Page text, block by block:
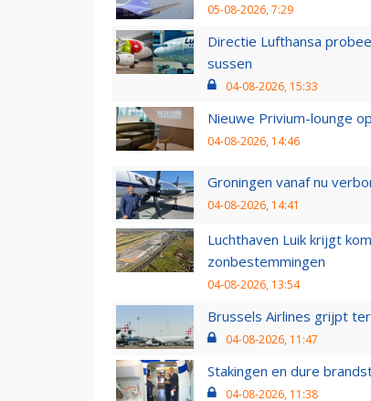
05-08-2026, 7:29
Directie Lufthansa
sussen
04-08-2026, 15:33
Nieuwe Privium-lounge
04-08-2026, 14:46
Groningen vanaf nu
04-08-2026, 14:41
Luchthaven Luik krijgt
zonbestemmingen
04-08-2026, 13:54
Brussels Airlines grijpt
04-08-2026, 11:47
Stakingen en dure
04-08-2026, 11:38